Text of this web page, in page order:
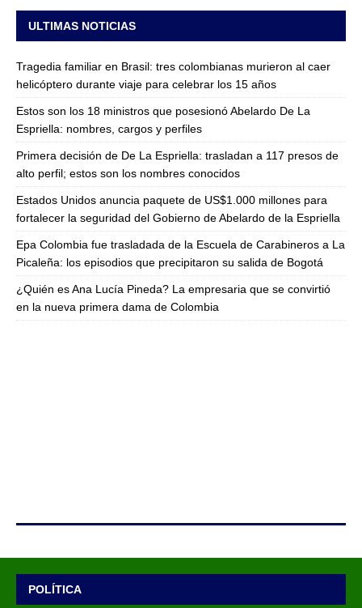
ULTIMAS NOTICIAS
Tragedia familiar en Brasil: tres colombianas murieron al caer
helicóptero durante viaje para celebrar los 15 años
Estos son los 18 ministros que posesionó Abelardo De La
Espriella: nombres, cargos y perfiles
Primera decisión de De La Espriella: trasladan a 117 presos de
alto perfil; estos son los nombres conocidos
Estados Unidos anuncia paquete de US$1.000 millones para
fortalecer la seguridad del Gobierno de Abelardo de la Espriella
Epa Colombia fue trasladada de la Escuela de Carabineros a La
Picaleña: los episodios que precipitaron su salida de Bogotá
¿Quién es Ana Lucía Pineda? La empresaria que se convirtió
en la nueva primera dama de Colombia
POLÍTICA